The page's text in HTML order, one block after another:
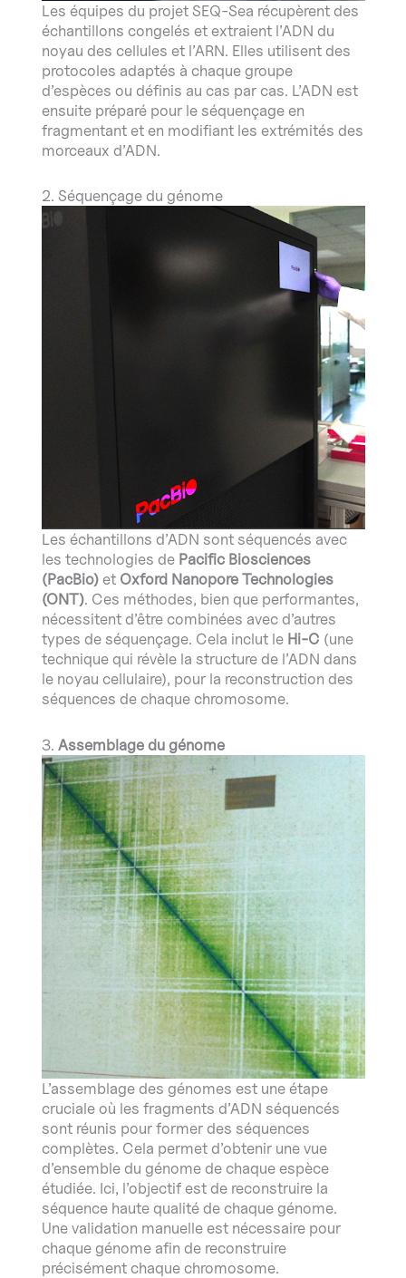
Les équipes du projet SEQ-Sea récupèrent des
échantillons congelés et extraient l’ADN du
noyau des cellules et l’ARN. Elles utilisent des
protocoles adaptés à chaque groupe
d’espèces ou définis au cas par cas. L’ADN est
ensuite préparé pour le séquençage en
fragmentant et en modifiant les extrémités des
morceaux d’ADN.
2. Séquençage du génome
Les échantillons d’ADN sont séquencés avec
les technologies de Pacific Biosciences
(PacBio)et Oxford Nanopore Technologies
(ONT). Ces méthodes, bien que performantes,
nécessitent d’être combinées avec d’autres
types de séquençage. Cela inclut le Hi-C (une
technique qui révèle la structure de l’ADN dans
le noyau cellulaire), pour la reconstruction des
séquences de chaque chromosome.
3. Assemblage du génome
L’assemblage des génomes est une étape
cruciale où les fragments d’ADN séquencés
sont réunis pour former des séquences
complètes. Cela permet d’obtenir une vue
d’ensemble du génome de chaque espèce
étudiée. Ici, l’objectif est de reconstruire la
séquence haute qualité de chaque génome.
Une validation manuelle est nécessaire pour
chaque génome afin de reconstruire
précisément chaque chromosome.